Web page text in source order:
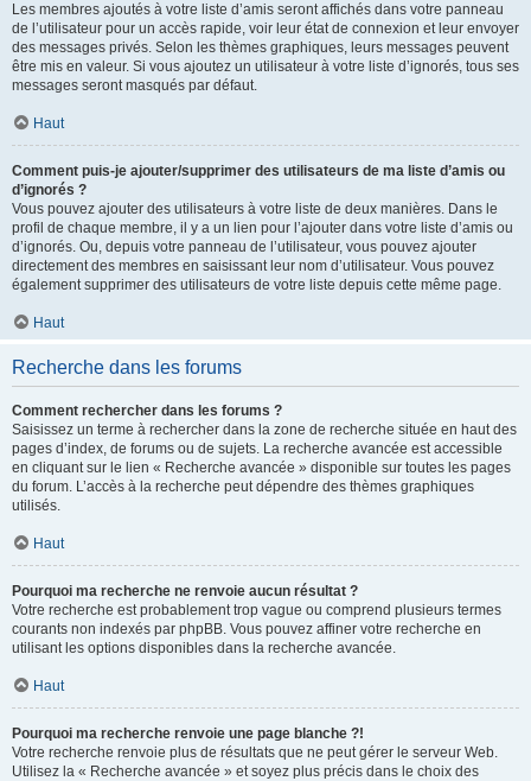
Les membres ajoutés à votre liste d’amis seront affichés dans votre panneau
de l’utilisateur pour un accès rapide, voir leur état de connexion et leur envoyer
des messages privés. Selon les thèmes graphiques, leurs messages peuvent
être mis en valeur. Si vous ajoutez un utilisateur à votre liste d’ignorés, tous ses
messages seront masqués par défaut.
Haut
Comment puis-je ajouter/supprimer des utilisateurs de ma liste d’amis ou
d’ignorés ?
Vous pouvez ajouter des utilisateurs à votre liste de deux manières. Dans le
profil de chaque membre, il y a un lien pour l’ajouter dans votre liste d’amis ou
d’ignorés. Ou, depuis votre panneau de l’utilisateur, vous pouvez ajouter
directement des membres en saisissant leur nom d’utilisateur. Vous pouvez
également supprimer des utilisateurs de votre liste depuis cette même page.
Haut
Recherche dans les forums
Comment rechercher dans les forums ?
Saisissez un terme à rechercher dans la zone de recherche située en haut des
pages d’index, de forums ou de sujets. La recherche avancée est accessible
en cliquant sur le lien « Recherche avancée » disponible sur toutes les pages
du forum. L’accès à la recherche peut dépendre des thèmes graphiques
utilisés.
Haut
Pourquoi ma recherche ne renvoie aucun résultat ?
Votre recherche est probablement trop vague ou comprend plusieurs termes
courants non indexés par phpBB. Vous pouvez affiner votre recherche en
utilisant les options disponibles dans la recherche avancée.
Haut
Pourquoi ma recherche renvoie une page blanche ?!
Votre recherche renvoie plus de résultats que ne peut gérer le serveur Web.
Utilisez la « Recherche avancée » et soyez plus précis dans le choix des